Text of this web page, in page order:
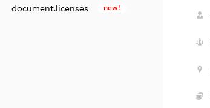
document.licenses new!